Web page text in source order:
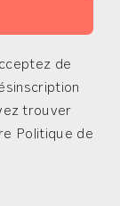
de
trouver
Politique de